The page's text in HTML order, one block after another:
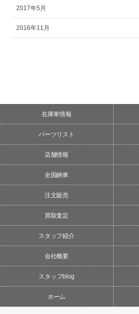
2017年5月
2016年11月
在庫車情報
パーツリスト
店舗情報
全国納車
注文販売
買取査定
スタッフ紹介
会社概要
スタッフblog
ホーム